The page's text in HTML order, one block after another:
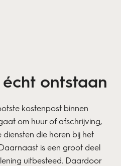
ontstaan
kostenpost binnen
om huur of afschrijving,
die horen bij het
is een groot deel
uitbesteed. Daardoor